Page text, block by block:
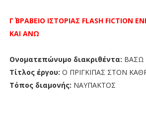
Γ΄ ΒΡΑΒΕΙΟ ΙΣΤΟΡΙΑΣ FLASH FICTION
ΚΑΙ ΑΝΩ
Ονοματεπώνυμο διακριθέντα: ΒΑΣΩ
Τίτλος έργου: Ο ΠΡΙΓΚΙΠΑΣ ΣΤΟΝ
Τόπος διαμονής: ΝΑΥΠΑΚΤΟΣ